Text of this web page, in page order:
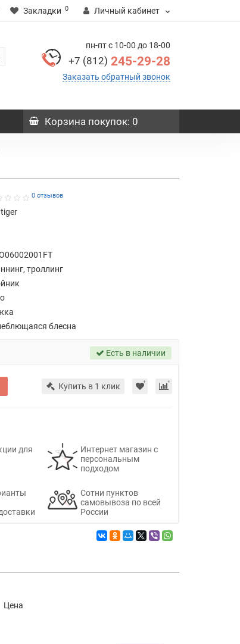
Закладки 0 Личный кабинет
пн-пт с 10-00 до 18-00
+7 (812) 245-29-28
Заказать обратный звонок
Корзина покупок: 0
0 отзывов
троллинг
блесна
Есть в наличии
Купить в 1 клик
для
Интернет магазин с
персональным
подходом
Сотни пунктов
самовывоза по всей
России
Цена